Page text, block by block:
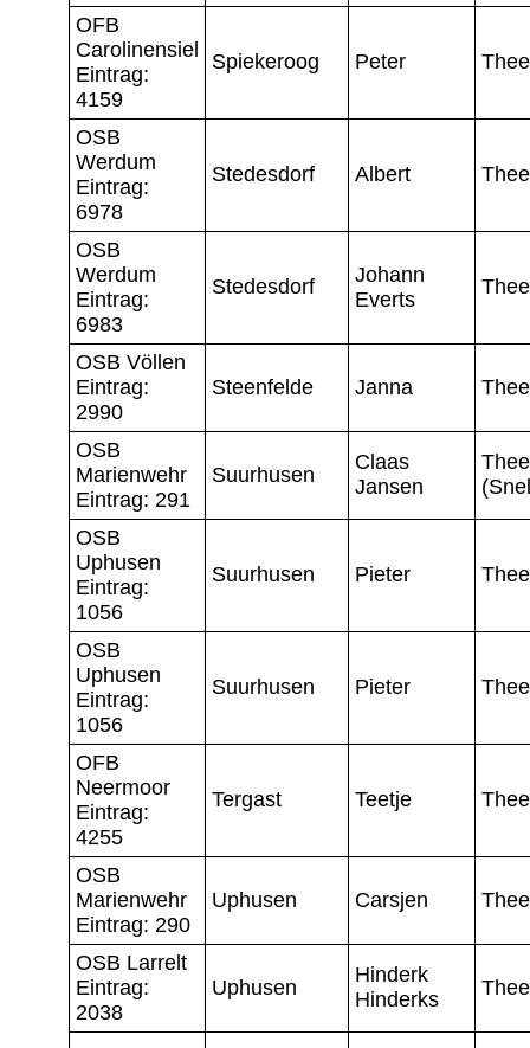
OFB
Carolinensiel
Eintrag:
4159
Spiekeroog Peter
OSB
Werdum
Eintrag:
6978
Stedesdorf Albert
OSB
Werdum
Eintrag:
6983
Stedesdorf
Johann
Everts
OSB Völlen
Eintrag:
2990
Steenfelde Janna
OSB
Marienwehr
Eintrag: 291
Suurhusen
Claas
Jansen
OSB
Uphusen
Eintrag:
1056
Suurhusen Pieter
OSB
Uphusen
Eintrag:
1056
Suurhusen Pieter
OFB
Neermoor
Eintrag:
4255
Tergast Teetje
OSB
Marienwehr
Eintrag: 290
Uphusen Carsjen
OSB Larrelt
Eintrag:
2038
Uphusen
Hinderk
Hinderks